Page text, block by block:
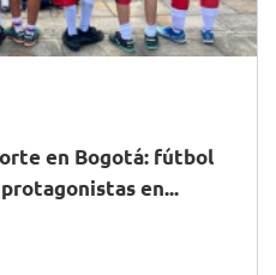
en Bogotá: fútbol
en...